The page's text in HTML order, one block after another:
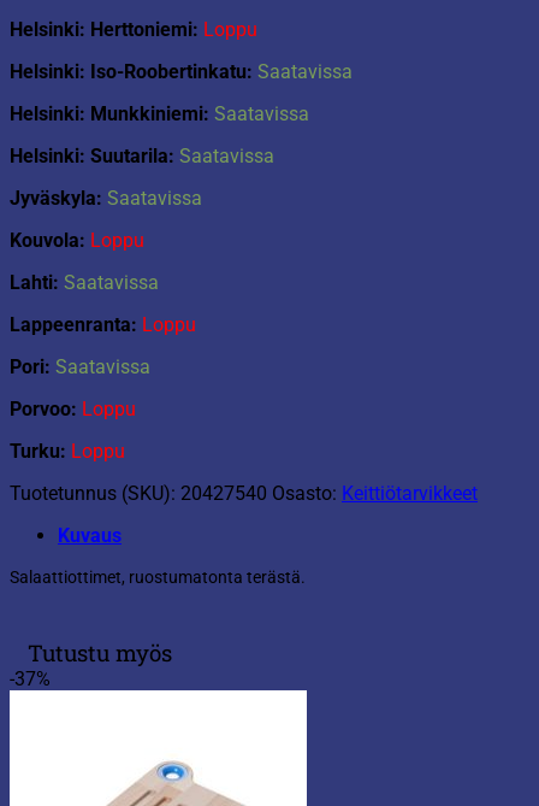
Helsinki: Herttoniemi: Loppu
Helsinki: Iso-Roobertinkatu: Saatavissa
Helsinki: Munkkiniemi: Saatavissa
Helsinki: Suutarila: Saatavissa
Jyväskyla: Saatavissa
Kouvola: Loppu
Lahti: Saatavissa
Lappeenranta: Loppu
Pori: Saatavissa
Porvoo: Loppu
Turku: Loppu
Tuotetunnus (SKU): 20427540 Osasto: Keittiötarvikkeet
Kuvaus
Salaattiottimet, ruostumatonta terästä.
Tutustu myös
-37%